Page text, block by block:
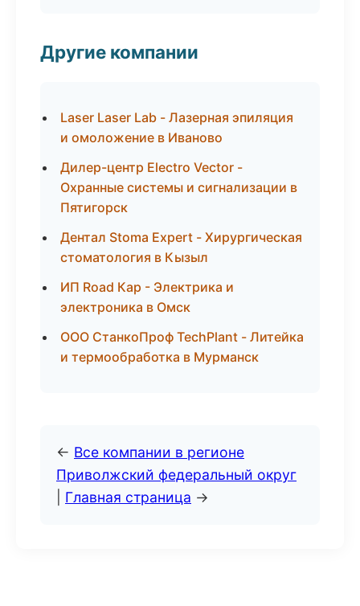
Другие компании
Laser Laser Lab - Лазерная эпиляция
и омоложение в Иваново
Дилер-центр Electro Vector -
Охранные системы и сигнализации в
Пятигорск
Дентал Stoma Expert - Хирургическая
стоматология в Кызыл
ИП Road Кар - Электрика и
электроника в Омск
ООО СтанкоПроф TechPlant - Литейка
и термообработка в Мурманск
← Все компании в регионе
Приволжский федеральный округ
Главная страница →